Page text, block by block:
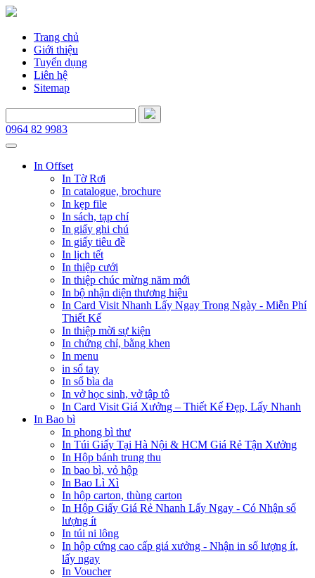
Trang chủ
Giới thiệu
Tuyển dụng
Liên hệ
Sitemap
0964 82 9983
In Offset
In Tờ Rơi
In catalogue, brochure
In kẹp file
In sách, tạp chí
In giấy ghi chú
In giấy tiêu đề
In lịch tết
In thiệp cưới
In thiệp chúc mừng năm mới
In bộ nhận diện thương hiệu
In Card Visit Nhanh Lấy Ngay Trong Ngày - Miễn Phí
Thiết Kế
In thiệp mời sự kiện
In chứng chỉ, bằng khen
In menu
in sổ tay
In sổ bìa da
In vở học sinh, vở tập tô
In Card Visit Giá Xưởng – Thiết Kế Đẹp, Lấy Nhanh
In Bao bì
In phong bì thư
In Túi Giấy Tại Hà Nội & HCM Giá Rẻ Tận Xưởng
In Hộp bánh trung thu
In bao bì, vỏ hộp
In Bao Lì Xì
In hộp carton, thùng carton
In Hộp Giấy Giá Rẻ Nhanh Lấy Ngay - Có Nhận số
lượng ít
In túi ni lông
In hộp cứng cao cấp giá xưởng - Nhận in số lượng ít,
lấy ngay
In Voucher